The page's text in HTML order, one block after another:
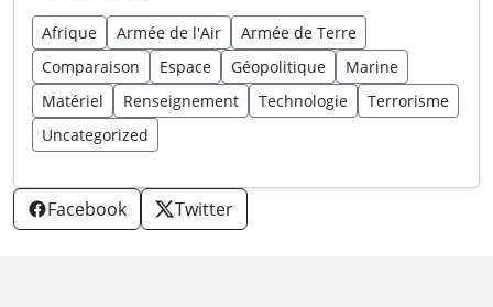
Afrique Armée de l'Air
Armée de Terre
Comparaison
Espace Géopolitique
Marine
Matériel
Renseignement Technologie
Terrorisme
Uncategorized
Facebook Twitter